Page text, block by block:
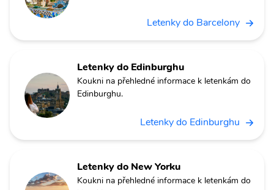
Letenky do Barcelony
Letenky do Edinburghu
Koukni na přehledné informace k letenkám do
Edinburghu.
Letenky do Edinburghu
Letenky do New Yorku
Koukni na přehledné informace k letenkám do